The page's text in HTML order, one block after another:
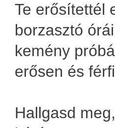
Te erősítettél
borzasztó
kemény
erősen és
Hallgasd